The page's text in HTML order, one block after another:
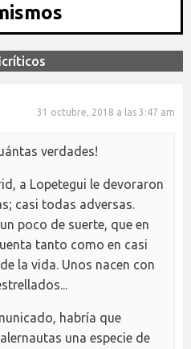
31 octubre, 2018 a las 3:47 am
verdades!
a Lopetegui le devoraron
casi todas adversas.
poco de suerte, que en
tanto como en casi
la vida. Unos nacen con
habría que
una especie de